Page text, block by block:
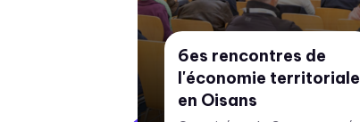
6es rencontres de
l'économie territoriale
en Oisans